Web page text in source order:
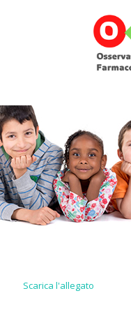
Scarica l'allegato